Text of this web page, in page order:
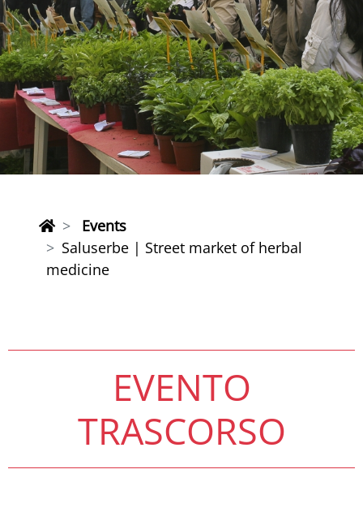
Events
Saluserbe | Street market of herbal
medicine
EVENTO
TRASCORSO